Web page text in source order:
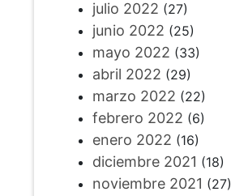
julio 2022 (27)
junio 2022 (25)
mayo 2022 (33)
abril 2022 (29)
marzo 2022 (22)
febrero 2022 (6)
enero 2022 (16)
diciembre 2021 (18)
noviembre 2021 (27)